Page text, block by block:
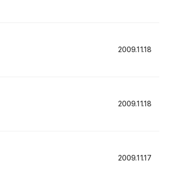
2009.11.18
2009.11.18
2009.11.17